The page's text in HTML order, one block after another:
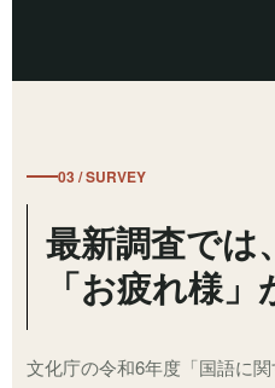
03 / SURVEY
最新調査では
「お疲れ様」
文化庁の令和6年度「国語に